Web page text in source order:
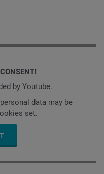
by Youtube.
data may be
set.